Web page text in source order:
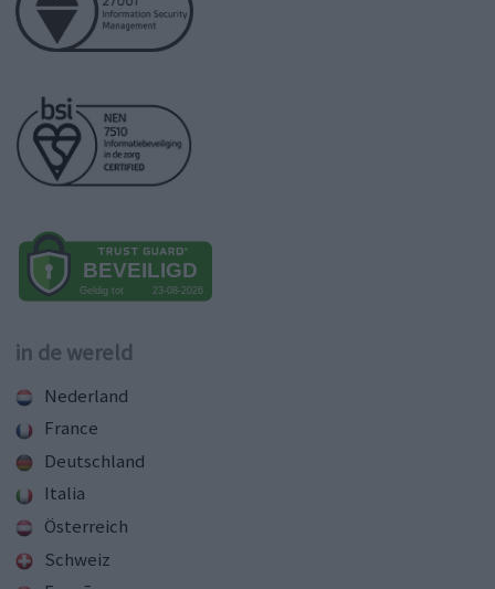
in de wereld
Nederland
France
Deutschland
Italia
Österreich
Schweiz